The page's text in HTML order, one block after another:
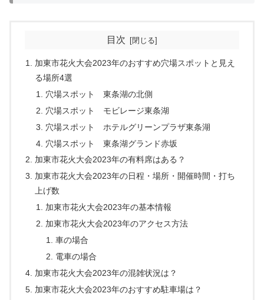
目次
加東市花火大会2023年のおすすめ穴場スポットと見え
る場所4選
穴場スポット 東条湖の北側
穴場スポット モビレージ東条湖
穴場スポット ホテルグリーンプラザ東条湖
穴場スポット 東条湖グランド赤坂
加東市花火大会2023年の有料席はある？
加東市花火大会2023年の日程・場所・開催時間・打ち
上げ数
加東市花火大会2023年の基本情報
加東市花火大会2023年のアクセス方法
車の場合
電車の場合
加東市花火大会2023年の混雑状況は？
加東市花火大会2023年のおすすめ駐車場は？